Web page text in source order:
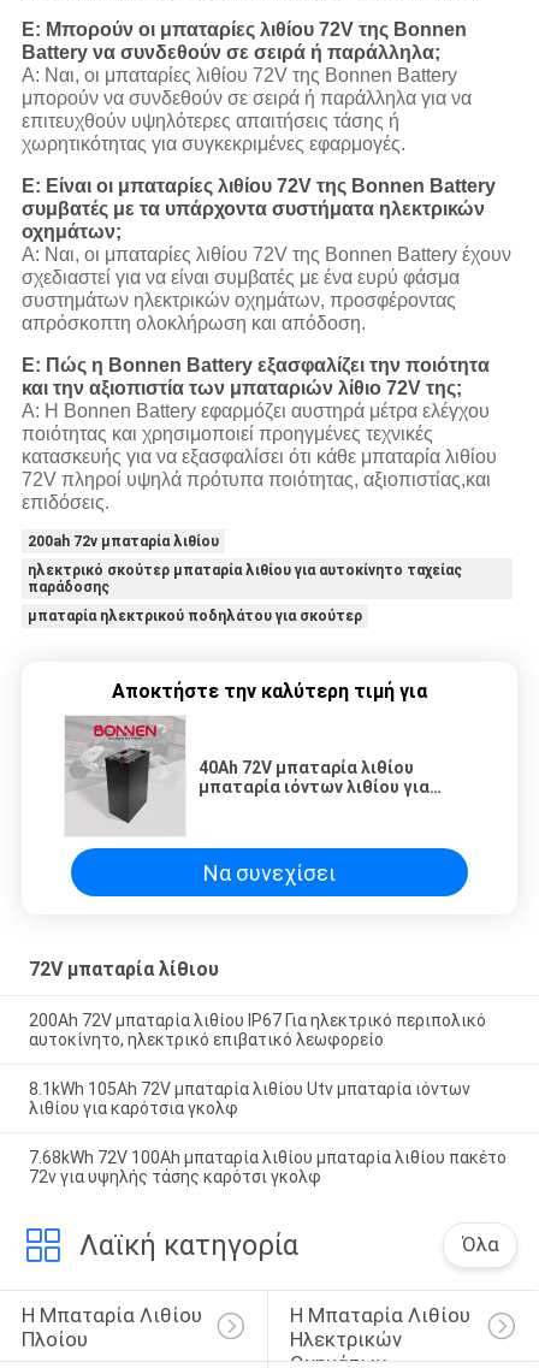
Ε: Μπορούν οι μπαταρίες λιθίου 72V της Bonnen
Battery να συνδεθούν σε σειρά ή παράλληλα;
Α: Ναι, οι μπαταρίες λιθίου 72V της Bonnen Battery
μπορούν να συνδεθούν σε σειρά ή παράλληλα για να
επιτευχθούν υψηλότερες απαιτήσεις τάσης ή
χωρητικότητας για συγκεκριμένες εφαρμογές.
Ε: Είναι οι μπαταρίες λιθίου 72V της Bonnen Battery
συμβατές με τα υπάρχοντα συστήματα ηλεκτρικών
οχημάτων;
Α: Ναι, οι μπαταρίες λιθίου 72V της Bonnen Battery έχουν
σχεδιαστεί για να είναι συμβατές με ένα ευρύ φάσμα
συστημάτων ηλεκτρικών οχημάτων, προσφέροντας
απρόσκοπτη ολοκλήρωση και απόδοση.
Ε: Πώς η Bonnen Battery εξασφαλίζει την ποιότητα
και την αξιοπιστία των μπαταριών λίθιο 72V της;
Α: Η Bonnen Battery εφαρμόζει αυστηρά μέτρα ελέγχου
ποιότητας και χρησιμοποιεί προηγμένες τεχνικές
κατασκευής για να εξασφαλίσει ότι κάθε μπαταρία λιθίου
72V πληροί υψηλά πρότυπα ποιότητας, αξιοπιστίας,και
επιδόσεις.
200ah 72v μπαταρία λιθίου
ηλεκτρικό σκούτερ μπαταρία λιθίου για αυτοκίνητο ταχείας
παράδοσης
μπαταρία ηλεκτρικού ποδηλάτου για σκούτερ
Αποκτήστε την καλύτερη τιμή για
40Ah 72V μπαταρία λιθίου
μπαταρία ιόντων λιθίου για
Να συνεχίσει
72V μπαταρία λίθιου
200Ah 72V μπαταρία λιθίου IP67 Για ηλεκτρικό περιπολικό
αυτοκίνητο, ηλεκτρικό επιβατικό λεωφορείο
8.1kWh 105Ah 72V μπαταρία λιθίου Utv μπαταρία ιόντων
λιθίου για καρότσια γκολφ
7.68kWh 72V 100Ah μπαταρία λιθίου μπαταρία λιθίου πακέτο
72v για υψηλής τάσης καρότσι γκολφ
Λαϊκή κατηγορία Όλα
Η Μπαταρία Λιθίου
Πλοίου
Η Μπαταρία Λιθίου
Ηλεκτρικών